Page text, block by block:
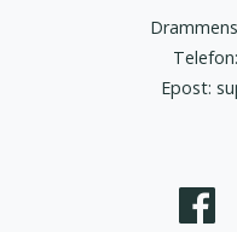
Telefon:
Epost: